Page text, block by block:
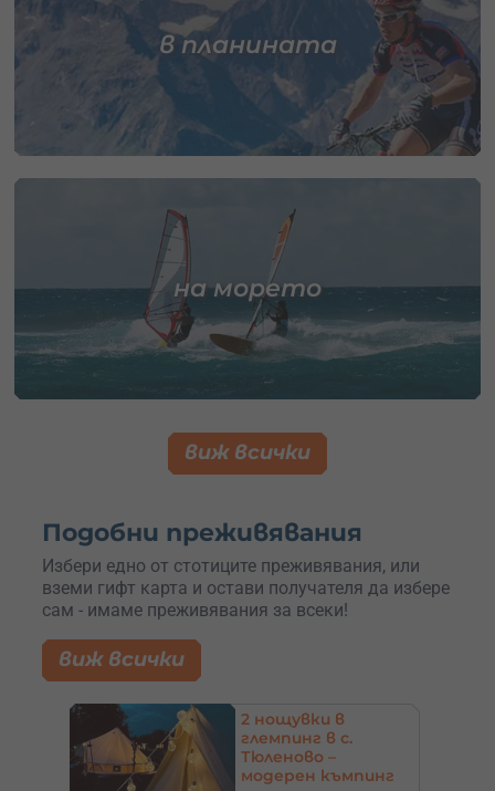
в планината
на морето
виж всички
Подобни преживявания
Избери едно от стотиците преживявания, или
вземи гифт карта и остави получателя да избере
сам - имаме преживявания за всеки!
виж всички
2 нощувки в
глемпинг в с.
Тюленово –
модерен къмпинг